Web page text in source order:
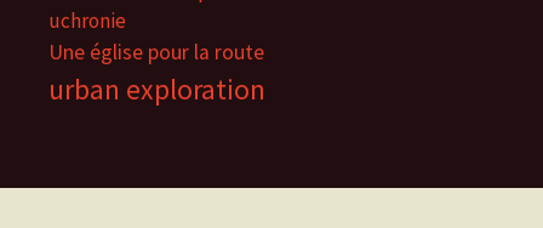
uchronie
Une église pour la route
urban exploration